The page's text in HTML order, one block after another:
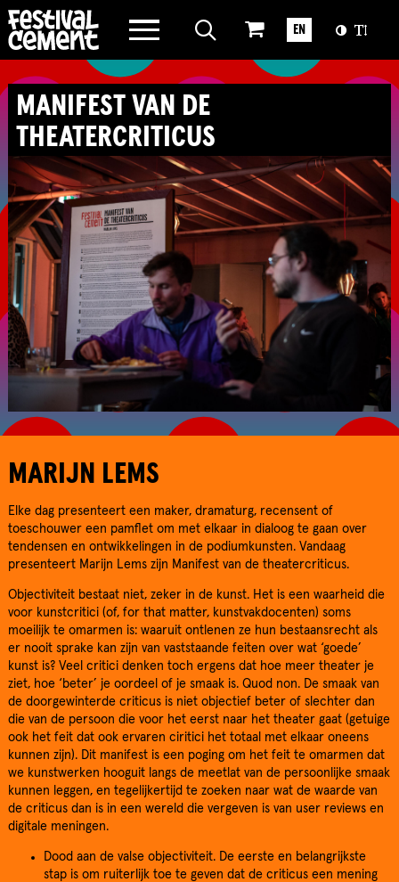
WAT WE DOEN
OVER CEMENT
EN
MANIFEST VAN DE
THEATERCRITICUS
MARIJN LEMS
Elke dag presenteert een maker, dramaturg, recensent of
toeschouwer een pamflet om met elkaar in dialoog te gaan over
tendensen en ontwikkelingen in de podiumkunsten. Vandaag
presenteert Marijn Lems zijn Manifest van de theatercriticus.
Objectiviteit bestaat niet, zeker in de kunst. Het is een waarheid die
voor kunstcritici (of, for that matter, kunstvakdocenten) soms
moeilijk te omarmen is: waaruit ontlenen ze hun bestaansrecht als
er nooit sprake kan zijn van vaststaande feiten over wat ‘goede’
kunst is? Veel critici denken toch ergens dat hoe meer theater je
ziet, hoe ‘beter’ je oordeel of je smaak is. Quod non. De smaak van
de doorgewinterde criticus is niet objectief beter of slechter dan
die van de persoon die voor het eerst naar het theater gaat (getuige
ook het feit dat ook ervaren ciritici het totaal met elkaar oneens
kunnen zijn). Dit manifest is een poging om het feit te omarmen dat
we kunstwerken hooguit langs de meetlat van de persoonlijke smaak
kunnen leggen, en tegelijkertijd te zoeken naar wat de waarde van
de criticus dan is in een wereld die vergeven is van user reviews en
digitale meningen.
Dood aan de valse objectiviteit. De eerste en belangrijkste
stap is om ruiterlijk toe te geven dat de criticus een mening